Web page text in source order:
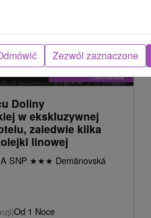
od164,74zł
/noc/osoba
Doliny
w ekskluzywnej
zaledwie kilka
linowej
SNP ★★★ Demänovská
Od 1 Noce
Zezwól zaznaczone